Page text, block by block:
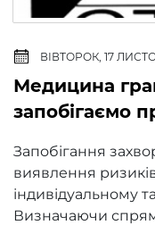
ВІВТОРОК, 17
​Медицина
запобігаємо
Запобігання
виявлення
індивідуальному
Визначаючи